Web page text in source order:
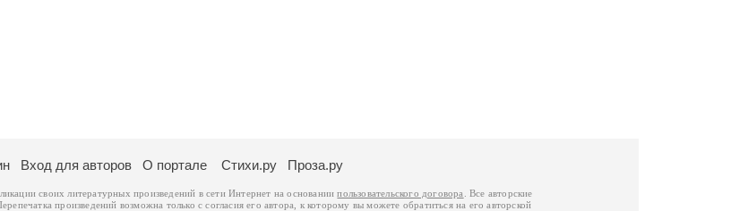
Вход для авторов О портале Стихи.ру Проза.ру
своих литературных произведений в сети Интернет на основаниипользовательского договора
. Все авторские
произведений возможна только с согласия его автора, к которому вы можете обратиться на его авторской